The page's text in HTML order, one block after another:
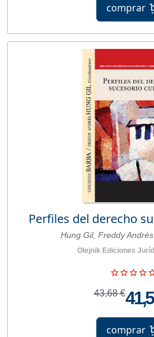
comprar
Perfiles del derecho
Hung Gil, Freddy
Olejnik Ediciones
43,68 €
comprar